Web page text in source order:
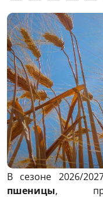
В сезоне 2026/
пшеницы,